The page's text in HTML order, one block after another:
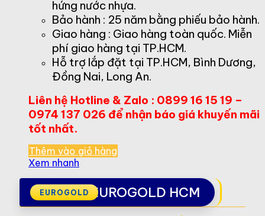
hứng nước nhựa.
Bảo hành : 25 năm bằng phiếu bảo hành.
Giao hàng : Giao hàng toàn quốc. Miễn
phí giao hàng tại TP.HCM.
Hỗ trợ lắp đặt tại TP.HCM, Bình Dương,
Đồng Nai, Long An.
Liên hệ Hotline & Zalo : 0899 16 15 19 –
0974 137 026 để nhận báo giá khuyến mãi
tốt nhất.
Thêm vào giỏ hàng
Xem nhanh
EUROGOLD HCM